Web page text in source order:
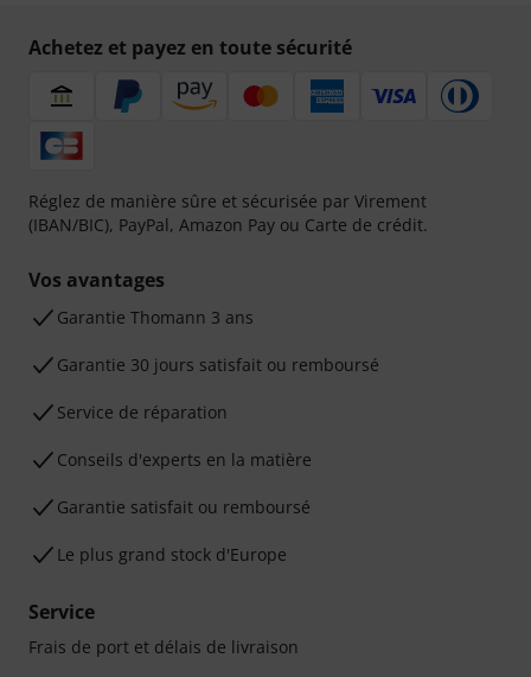
Achetez et payez en toute sécurité
Réglez de manière sûre et sécurisée par Virement
(IBAN/BIC), PayPal, Amazon Pay ou Carte de crédit.
Vos avantages
Ga­ran­tie Thomann 3 ans
Garantie 30 jours satisfait ou remboursé
Service de réparation
Conseils d'experts en la matière
Garantie satisfait ou remboursé
Le plus grand stock d'Europe
Service
Frais de port et délais de livraison